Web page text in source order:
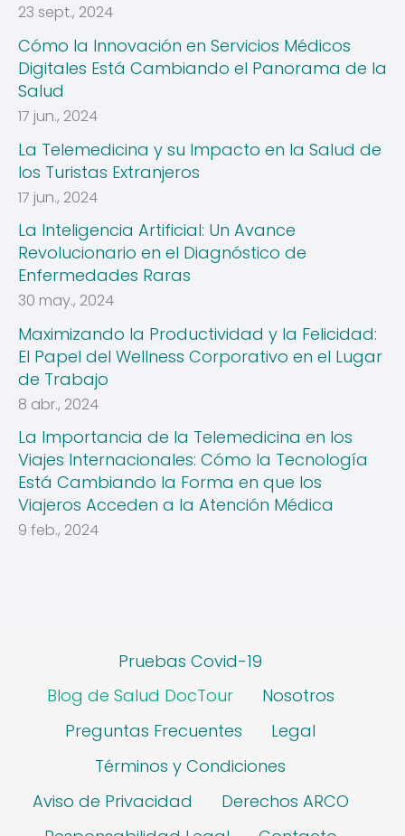
23 sept., 2024
Cómo la Innovación en Servicios Médicos
Digitales Está Cambiando el Panorama de la
Salud
17 jun., 2024
La Telemedicina y su Impacto en la Salud de
los Turistas Extranjeros
17 jun., 2024
La Inteligencia Artificial: Un Avance
Revolucionario en el Diagnóstico de
Enfermedades Raras
30 may., 2024
Maximizando la Productividad y la Felicidad:
El Papel del Wellness Corporativo en el Lugar
de Trabajo
8 abr., 2024
La Importancia de la Telemedicina en los
Viajes Internacionales: Cómo la Tecnología
Está Cambiando la Forma en que los
Viajeros Acceden a la Atención Médica
9 feb., 2024
Pruebas Covid-19
Blog de Salud DocTour
Nosotros
Preguntas Frecuentes
Legal
Términos y Condiciones
Aviso de Privacidad
Derechos ARCO